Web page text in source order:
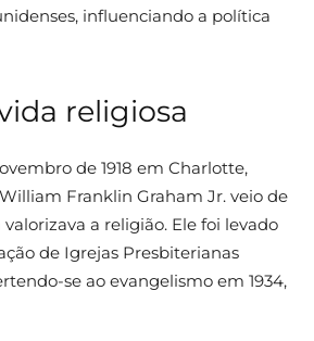
influenciando a política
religiosa
de 1918 em Charlotte,
Franklin Graham Jr. veio de
a religião. Ele foi levado
de Igrejas Presbiterianas
se ao evangelismo em 1934,